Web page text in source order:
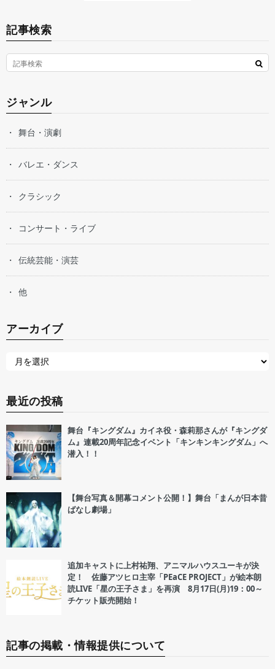
記事検索
ジャンル
舞台・演劇
バレエ・ダンス
クラシック
コンサート・ライブ
伝統芸能・演芸
他
アーカイブ
最近の投稿
舞台『キングダム』カイネ役・森莉那さんが『キングダ
ム』連載20周年記念イベント「キンキンキングダム」へ
潜入！！
【舞台写真＆開幕コメント公開！】舞台「まんが日本昔
ばなし劇場」
追加キャストに上村祐翔、アニマルハウスユーキが決
定！ 佐藤アツヒロ主宰「PEaCE PROJECT」が絵本朗
読LIVE「星の王子さま」を再演 8月17日(月)19：00～
チケット販売開始！
記事の掲載・情報提供について